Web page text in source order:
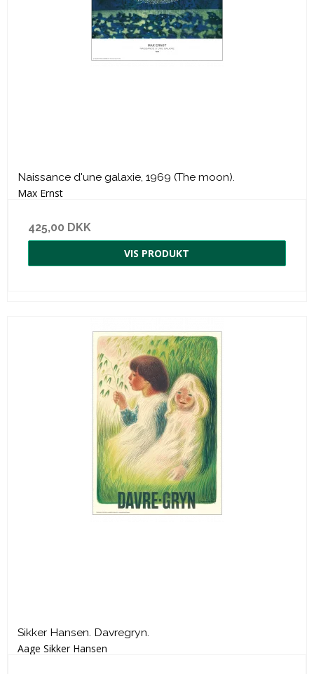
Naissance d'une galaxie, 1969 (The moon).
Max Ernst
425,00 DKK
VIS PRODUKT
Sikker Hansen. Davregryn.
Aage Sikker Hansen